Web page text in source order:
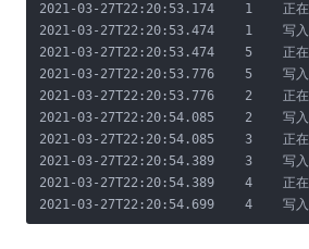
2021-03-27T22:20:53.174    1    正在
2021-03-27T22:20:53.474    1    写入
2021-03-27T22:20:53.474    5    正在
2021-03-27T22:20:53.776    5    写入
2021-03-27T22:20:53.776    2    正在
2021-03-27T22:20:54.085    2    写入
2021-03-27T22:20:54.085    3    正在
2021-03-27T22:20:54.389    3    写入
2021-03-27T22:20:54.389    4    正在
2021-03-27T22:20:54.699    4    写入